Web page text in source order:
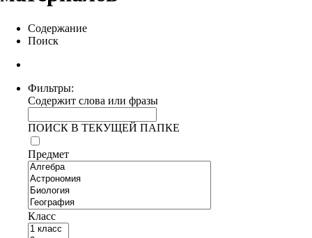
Содержание
Поиск
Фильтры:
Содержит слова или фразы
ПОИСК В ТЕКУЩЕЙ ПАПКЕ
Предмет
Класс